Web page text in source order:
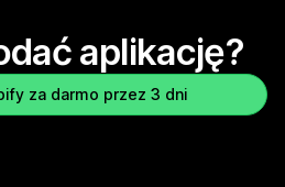
aplikację?
za darmo przez 3 dni